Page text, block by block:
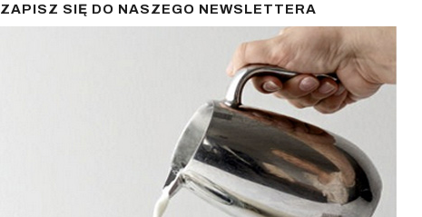
ZAPISZ SIĘ DO NASZEGO NEWSLETTERA